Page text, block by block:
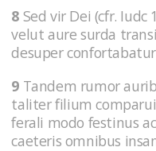
8 Sed vir Dei (cfr.
velut aure surda
desuper
9 Tandem rumor
taliter filium
ferali modo festinus
caeteris omnibus